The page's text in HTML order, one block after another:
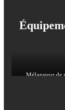
Mélangeur de